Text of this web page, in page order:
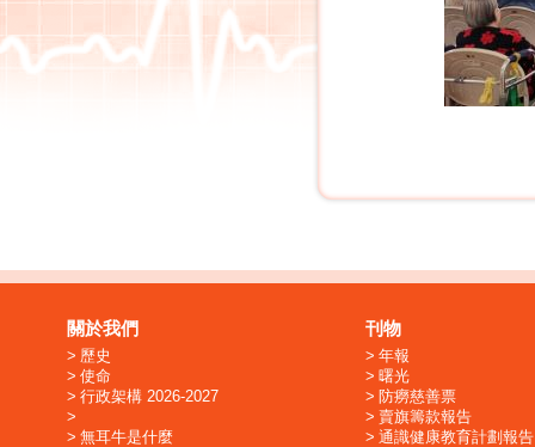
關於我們
歷史
使命
行政架構 2026-2027
無耳牛是什麼
刊物
年報
曙光
防癆慈善票
賣旗籌款報告
通識健康教育計劃報告